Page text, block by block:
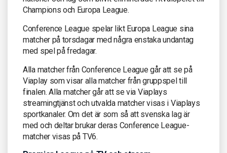
Champions och Europa League.
Conference League spelar likt Europa League sina
matcher på torsdagar med några enstaka undantag
med spel på fredagar.
Alla matcher från Conference League går att se på
Viaplay som visar alla matcher från gruppspel till
finalen. Alla matcher går att se via Viaplays
streamingtjänst och utvalda matcher visas i Viaplays
sportkanaler. Om det är som så att svenska lag är
med och deltar brukar deras Conference League-
matcher visas på TV6.